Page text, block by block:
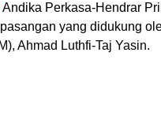
Andika Perkasa-Hendrar
yang didukung
Ahmad Luthfi-Taj Yasin.